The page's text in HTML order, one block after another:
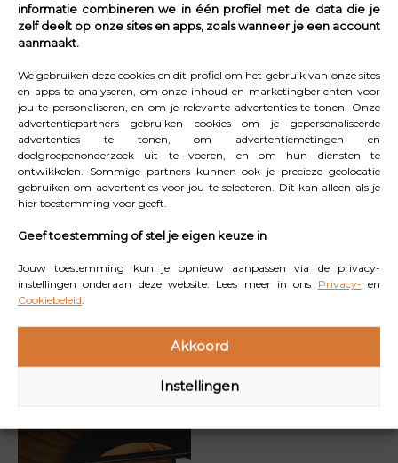
informatie combineren we in één profiel met de data die je
zelf deelt op onze sites en apps, zoals wanneer je een account
aanmaakt.
We gebruiken deze cookies en dit profiel om het gebruik van onze sites
en apps te analyseren, om onze inhoud en marketingberichten voor
jou te personaliseren, en om je relevante advertenties te tonen. Onze
advertentiepartners gebruiken cookies om je gepersonaliseerde
advertenties te tonen, om advertentiemetingen en
doelgroepenonderzoek uit te voeren, en om hun diensten te
ontwikkelen. Sommige partners kunnen ook je precieze geolocatie
gebruiken om advertenties voor jou te selecteren. Dit kan alleen als je
hier toestemming voor geeft.
Geef toestemming of stel je eigen keuze in
Jouw toestemming kun je opnieuw aanpassen via de privacy-
instellingen onderaan deze website. Lees meer in ons Privacy- en
Cookiebeleid
Akkoord
Instellingen
6. Op avontuur in het museum
Nederland zijn helemaal ingericht op jonge bezoekers,
met interactieve tentoonstellingen, speurtochten en
knutselhoeken. Denk aan natuur, techniek of kunst – er
is altijd wel iets dat aansluit bij de nieuwsgierigheid van
jouw kind. En extra fijn op warme of juist regenachtige
dagen: binnen is het altijd goed toeven.